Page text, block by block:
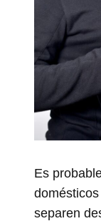
Es
separen